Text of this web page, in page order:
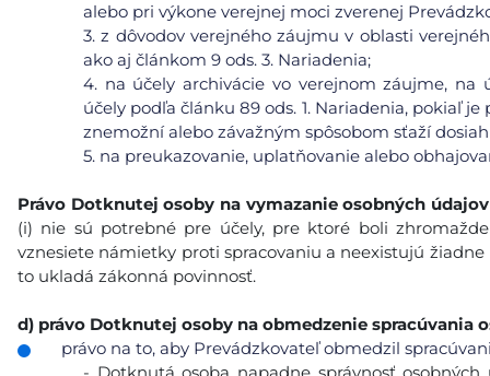
alebo pri výkone verejnej moci zverenej
3.z dôvodov verejného záujmu v oblasti
ako aj článkom 9 ods. 3. Nariadenia;
4. na účely archivácie vo verejnom záujme, na
účely podľa článku 89 ods. 1. Nariadenia, pokiaľ
znemožní alebo závažným spôsobom sťaží
5. na preukazovanie, uplatňovanie alebo
Právo Dotknutej osoby na vymazanie osobných údajov
(i) nie sú potrebné pre účely, pre ktoré boli
vznesiete námietky proti spracovaniu a neexistujú
to ukladá zákonná povinnosť.
d) právo Dotknutej osoby na obmedzenie spracúvania
právo na to, aby Prevádzkovateľ obmedzil